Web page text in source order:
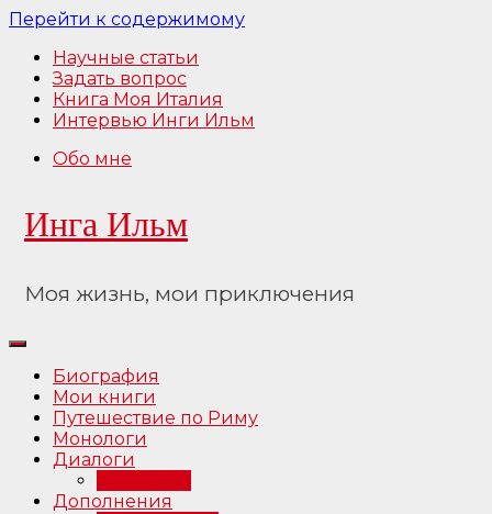
Перейти к содержимому
Научные статьи
Задать вопрос
Книга Моя Италия
Интервью Инги Ильм
Обо мне
Инга Ильм
Моя жизнь, мои приключения
Биография
Мои книги
Путешествие по Риму
Монологи
Диалоги
Дополнения